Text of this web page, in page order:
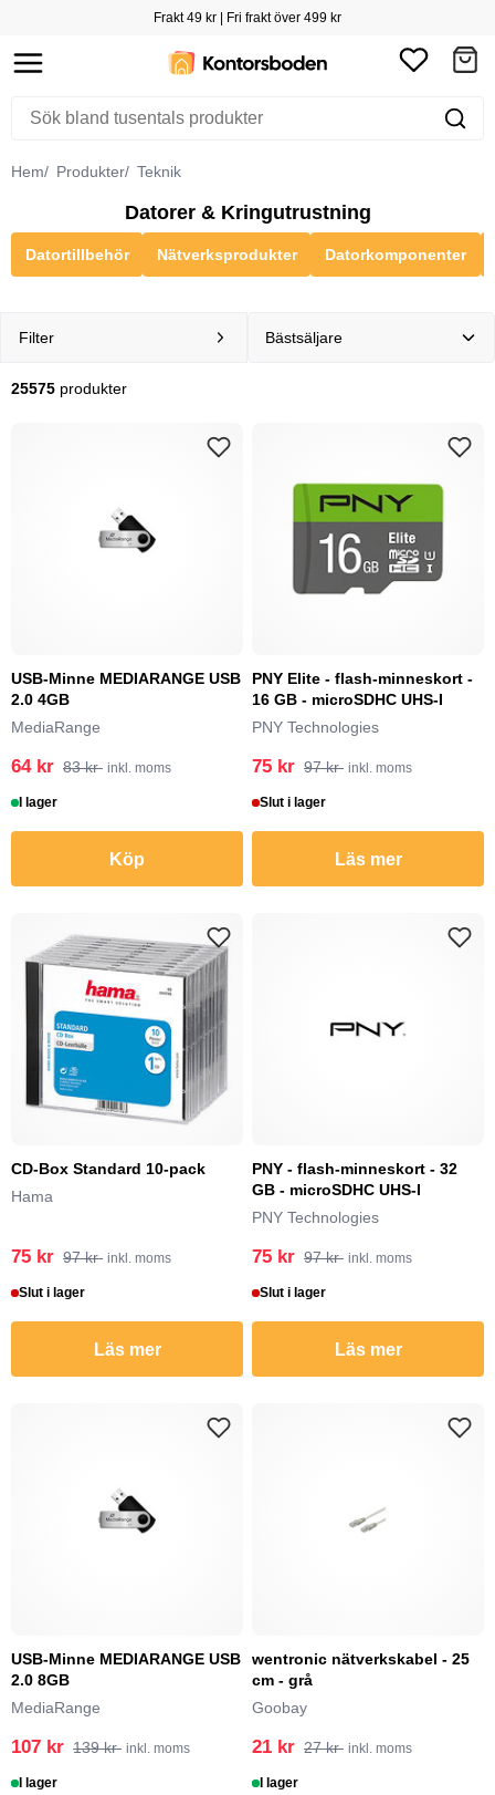
Frakt 49 kr | Fri frakt över 499 kr
Hem Produkter Teknik
Datorer & Kringutrustning
Datortillbehör Nätverksprodukter Datorkomponenter
Filter
25575 produkter
USB-Minne MEDIARANGE USB
2.0 4GB
MediaRange
64 kr 83 kr inkl. moms
I lager
Köp
PNY Elite - flash-minneskort -
16 GB - microSDHC UHS-I
PNY Technologies
75 kr 97 kr inkl. moms
Slut i lager
Läs mer
CD-Box Standard 10-pack
Hama
75 kr 97 kr inkl. moms
Slut i lager
Läs mer
PNY - flash-minneskort - 32
GB - microSDHC UHS-I
PNY Technologies
75 kr 97 kr inkl. moms
Slut i lager
Läs mer
USB-Minne MEDIARANGE USB
2.0 8GB
MediaRange
107 kr 139 kr inkl. moms
I lager
wentronic nätverkskabel - 25
cm - grå
Goobay
21 kr 27 kr inkl. moms
I lager